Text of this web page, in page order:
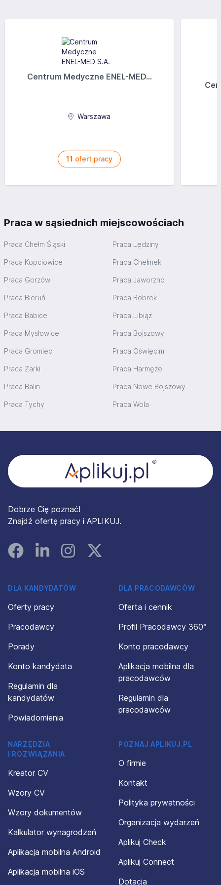
Centrum Medyczne ENEL-MED...
Warszawa
11 ofert pracy
Praca w sąsiednich miejscowościach
Praca Chełm Śląski Praca Lędziny
Praca Kopciowice Praca Chełmek
Praca Gorzów Praca Jaworzno
Praca Bieruń Praca Bobrek
Praca Babice Praca Libiąż
Praca Mysłowice Praca Bojszowy
Praca Gromiec Praca Oświęcim
Praca Żarki Praca Harmęże
Praca Balin Praca Nowe Bojszowy
Praca Tychy Praca Wola
Dobrze Cię poznać!
Znajdź ofertę pracy i APLIKUJ.
FacebookLinked InInstagramInstagram
DLA KANDYDATÓW
Oferty pracy
Pracodawcy
Porady
Konto kandydata
Regulamin dla
kandydatów
Powiadomienia
DLA PRACODAWCÓW
Oferta i cennik
Profil Pracodawcy 360°
Konto pracodawcy
Aplikacja mobilna dla
pracodawców
Regulamin dla
pracodawców
NARZĘDZIA
I ROZWIĄZANIA
Kreator CV
Wzory CV
Wzory dokumentów
Kalkulator wynagrodzeń
Aplikacja mobilna Android
Aplikacja mobilna iOS
POZNAJ APLIKUJ.PL
O firmie
Kontakt
Polityka prywatności
Organizacja wydarzeń
Aplikuj Check
Aplikuj Connect
Dotacja